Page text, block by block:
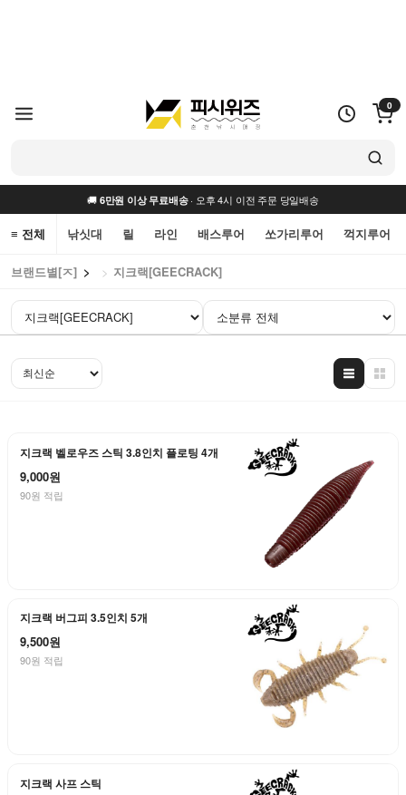
0
🚚 6만원 이상 무료배송· 오후 4시 이전 주문 당일배송
≡ 전체 낚싯대 릴 라인 배스루어 쏘가리루어 꺽지루어
브랜드별[ㅈ] 지크랙[GEECRACK]
지크랙 벨로우즈 스틱 3.8인치 플로팅 4개
9,000원
90원 적립
지크랙 버그피 3.5인치 5개
9,500원
90원 적립
지크랙 사프 스틱